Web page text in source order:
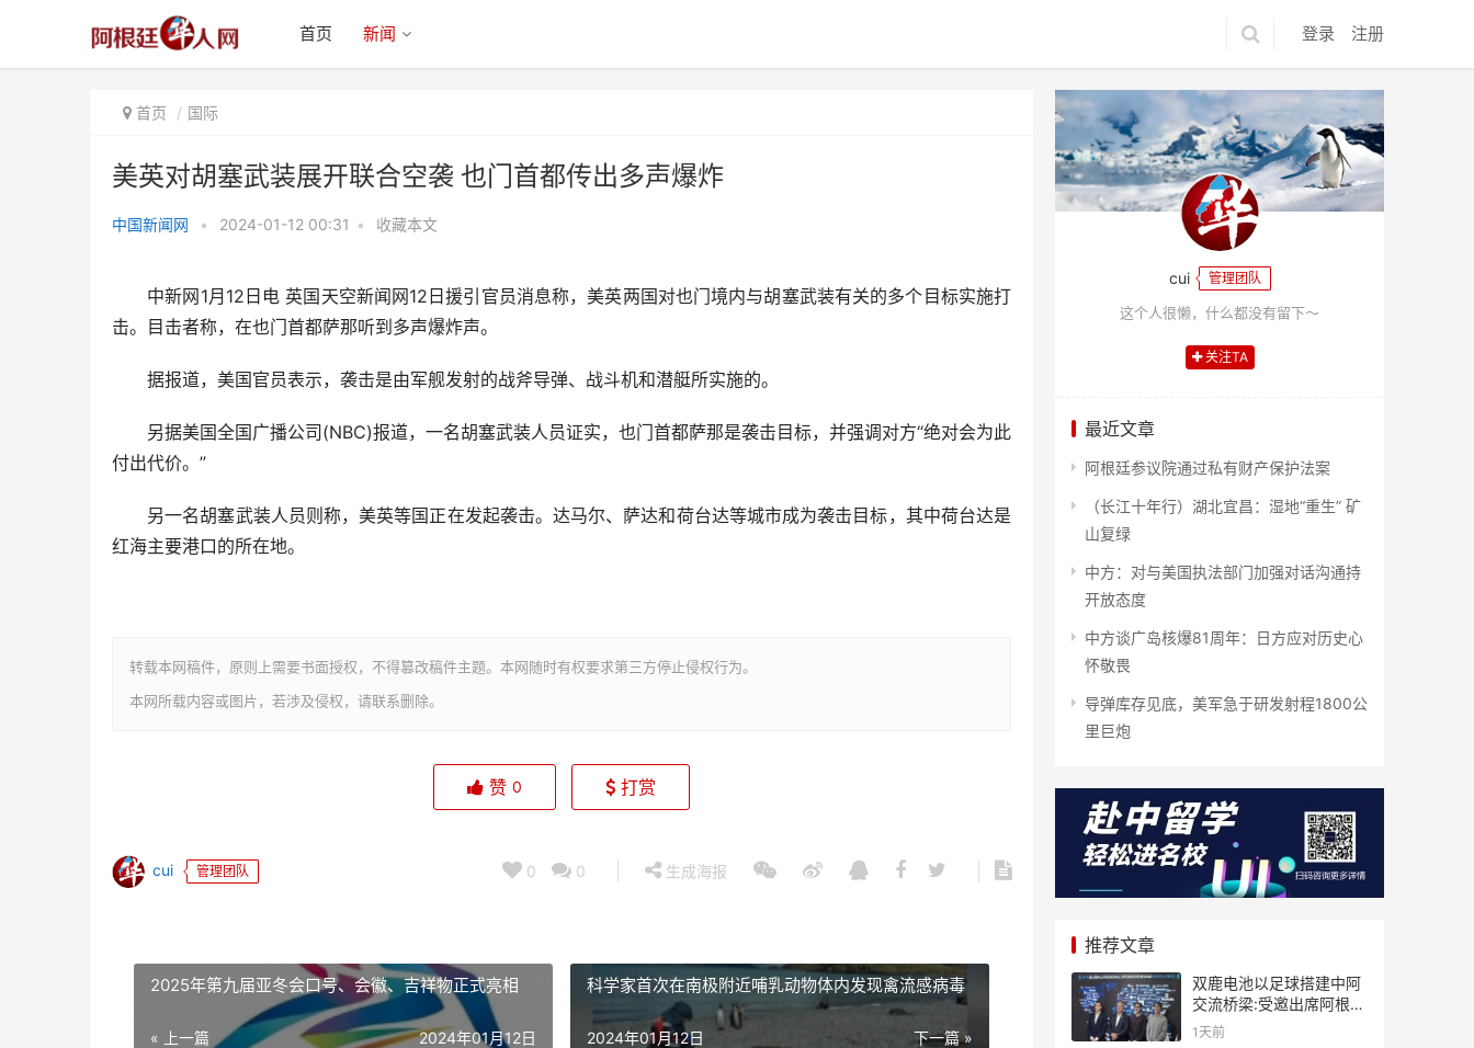
登录 注册
首页 新闻
首页 国际
美英对胡塞武装展开联合空袭 也门首都传出多声爆炸
中国新闻网 • 2024-01-12 00:31 • 收藏本文
中新网1月12日电 英国天空新闻网12日援引官员消息称，美英两国对也门境内与胡塞武装有关的多个目标实施打
击。目击者称，在也门首都萨那听到多声爆炸声。
据报道，美国官员表示，袭击是由军舰发射的战斧导弹、战斗机和潜艇所实施的。
另据美国全国广播公司(NBC)报道，一名胡塞武装人员证实，也门首都萨那是袭击目标，并强调对方“绝对会为此
付出代价。”
另一名胡塞武装人员则称，美英等国正在发起袭击。达马尔、萨达和荷台达等城市成为袭击目标，其中荷台达是
红海主要港口的所在地。
转载本网稿件，原则上需要书面授权，不得篡改稿件主题。本网随时有权要求第三方停止侵权行为。
本网所载内容或图片，若涉及侵权，请联系删除。
门首都传出多声爆炸
赞 0 打赏
cui 管理团队 0 0 生成海报
2025年第九届亚冬会口号、会徽、吉祥物正式亮相
« 上一篇 2024年01月12日
科学家首次在南极附近哺乳动物体内发现禽流感病毒
下一篇 »
2024年01月12日
cui 管理团队
这个人很懒，什么都没有留下～
关注TA
最近文章
阿根廷参议院通过私有财产保护法案
（长江十年行）湖北宜昌：湿地“重生” 矿
山复绿
中方：对与美国执法部门加强对话沟通持
开放态度
中方谈广岛核爆81周年：日方应对历史心
怀敬畏
导弹库存见底，美军急于研发射程1800公
里巨炮
推荐文章
双鹿电池以足球搭建中阿
交流桥梁:受邀出席阿根廷
足协赞助商招待会！
1天前